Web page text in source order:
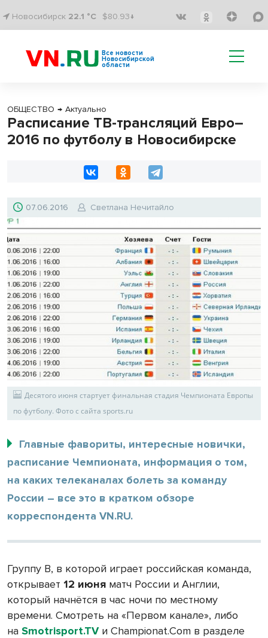
Новосибирск 22.1 °C $80.93↓
Все новости
Новосибирской
области
ОБЩЕСТВО → Актуально
Расписание ТВ-трансляций Евро–
2016 по футболу в Новосибирске
07.06.2016 Светлана Нечитайло
Десятого июня стартует финальная стадия Чемпионата Европы
по футболу. Фото с сайта sports.ru
Главные фавориты, интересные новички,
расписание Чемпионата, информация о том,
на каких телеканалах болеть за команду
России – все это в кратком обзоре
корреспондента VN.RU.
Группу В, в которой играет российская команда,
открывает 12 июня матч России и Англии,
который начнётся в час ночи по местному
времени. Смотреть на «Первом канале», либо
на Smotrisport.TVи Championat.Com в разделе